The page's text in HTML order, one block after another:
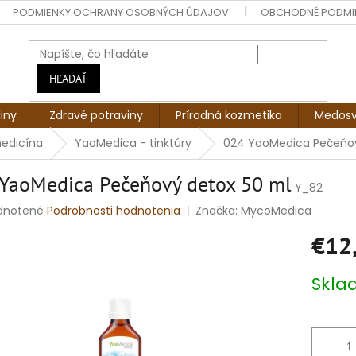
PODMIENKY OCHRANY OSOBNÝCH ÚDAJOV OBCHODNÉ
HĽADAŤ
Zdravé potraviny Prírodná kozmetika
YaoMedica - tinktúry 024 YaoMedica
Pečeňový detox 50 ml Y_82
Podrobnosti hodnotenia Značka:MycoMedica
cena: